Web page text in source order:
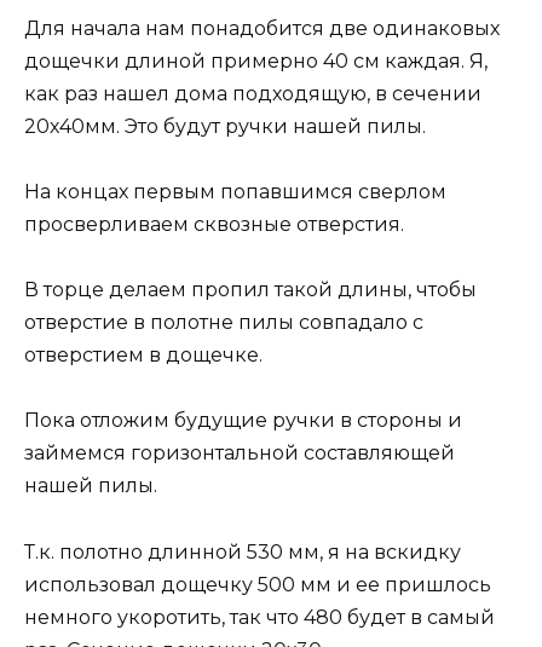
Для начала нам понадобится две одинаковых
дощечки длиной примерно 40 см каждая. Я,
как раз нашел дома подходящую, в сечении
20х40мм. Это будут ручки нашей пилы.
На концах первым попавшимся сверлом
просверливаем сквозные отверстия.
В торце делаем пропил такой длины, чтобы
отверстие в полотне пилы совпадало с
отверстием в дощечке.
Пока отложим будущие ручки в стороны и
займемся горизонтальной составляющей
нашей пилы.
Т.к. полотно длинной 530 мм, я на вскидку
использовал дощечку 500 мм и ее пришлось
немного укоротить, так что 480 будет в самый